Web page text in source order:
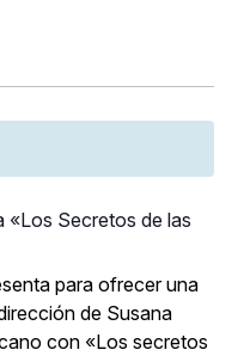
«Los Secretos de las
para ofrecer una
de Susana
con «Los secretos